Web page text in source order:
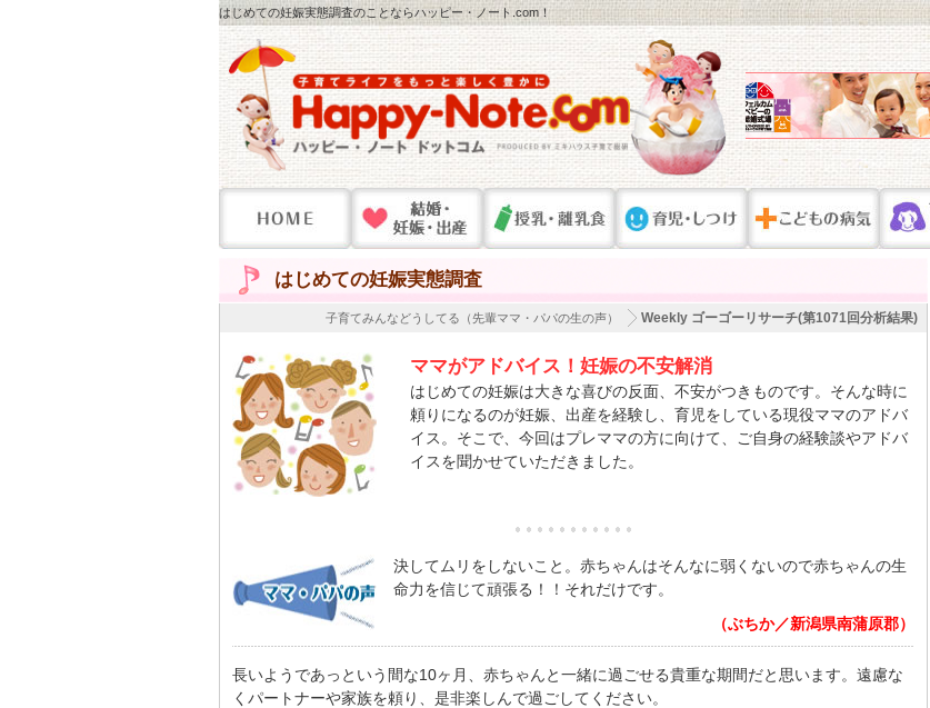
はじめての妊娠実態調査のことならハッピー・ノート.com！
はじめての妊娠実態調査
Weekly ゴーゴーリサーチ(第1071回分析結果)
子育てみんなどうしてる（先輩ママ・パパの生の声）
ママがアドバイス！妊娠の不安解消
はじめての妊娠は大きな喜びの反面、不安がつきものです。そんな時に
頼りになるのが妊娠、出産を経験し、育児をしている現役ママのアドバ
イス。そこで、今回はプレママの方に向けて、ご自身の経験談やアドバ
イスを聞かせていただきました。
決してムリをしないこと。赤ちゃんはそんなに弱くないので赤ちゃんの生
命力を信じて頑張る！！それだけです。
（ぶちか／新潟県南蒲原郡）
長いようであっという間な10ヶ月、赤ちゃんと一緒に過ごせる貴重な期間だと思います。遠慮な
くパートナーや家族を頼り、是非楽しんで過ごしてください。